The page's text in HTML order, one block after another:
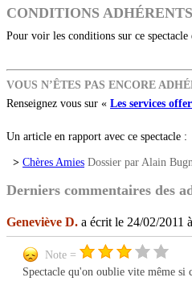
CONDITIONS ADHÉRENTS
Pour voir les conditions sur ce
VOUS N’ÊTES PAS ENCORE
Renseignez vous sur « Les services
Un article en rapport avec ce spectacle :
> Chères Amies Dossier par Alain
Derniers commentaires des
Geneviève D. a écrit le 24/02/2011
Note =
Spectacle qu'on oublie vite même si